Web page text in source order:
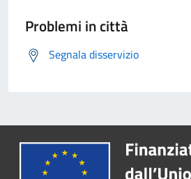
Problemi in città
Segnala disservizio